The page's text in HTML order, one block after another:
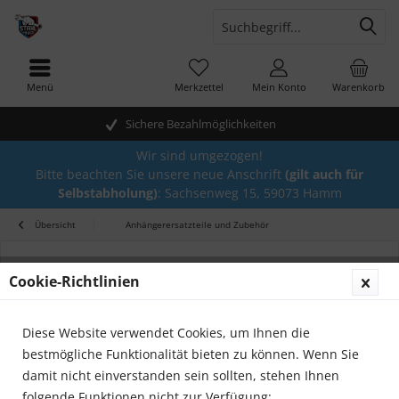
Sichere Bezahlmöglichkeiten
Warenkorb
Merkzettel Mein Konto
Menü
Wir sind umgezogen!
Bitte beachten Sie unsere neue Anschrift (gilt auch für
Selbstabholung): Sachsenweg 15, 59073 Hamm
Übersicht Anhängerersatzteile und Zubehör
Cookie-Richtlinien
Diese Website verwendet Cookies, um Ihnen die
bestmögliche Funktionalität bieten zu können. Wenn Sie
damit nicht einverstanden sein sollten, stehen Ihnen